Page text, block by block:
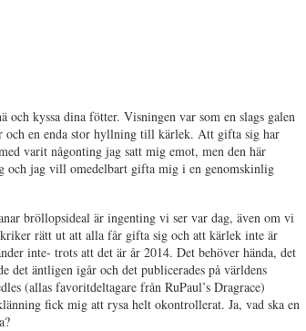
kyssa dina fötter. Visningen var som en slags galen
och en enda stor hyllning till kärlek. Att gifta sig har
varit någonting jag satt mig emot, men den här
och jag vill omedelbart gifta mig i en genomskinlig
bröllopsideal är ingenting vi ser var dag, även om vi
rätt ut att alla får gifta sig och att kärlek inte är
inte- trots att det är år 2014. Det behöver hända, det
det äntligen igår och det publicerades på världens
(allas favoritdeltagare från RuPaul’s Dragrace)
fick mig att rysa helt okontrollerat. Ja, vad ska en